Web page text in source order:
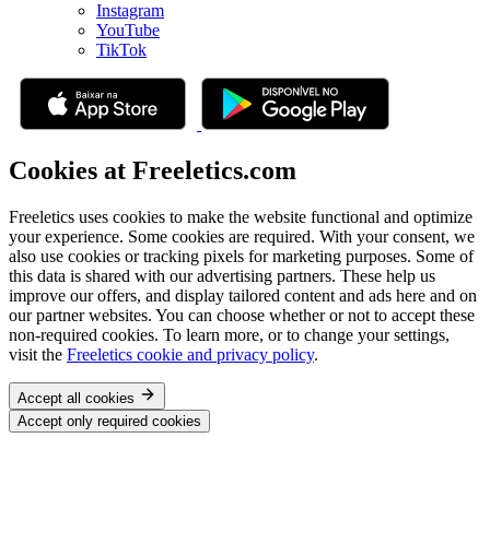
Instagram
YouTube
TikTok
Cookies at Freeletics.com
Freeletics uses cookies to make the website functional and optimize
your experience. Some cookies are required. With your consent, we
also use cookies or tracking pixels for marketing purposes. Some of
this data is shared with our advertising partners. These help us
improve our offers, and display tailored content and ads here and on
our partner websites. You can choose whether or not to accept these
non-required cookies. To learn more, or to change your settings,
visit the Freeletics cookie and privacy policy.
Accept all cookies
Accept only required cookies